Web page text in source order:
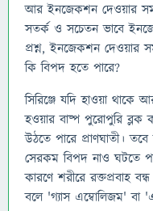
আর ইনজেকশন দেওয়ার
সতর্ক ও সচেতন ভাবে
প্রশ্ন, ইনজেকশন দেওয়ার
কি বিপদ হতে পারে?
সিরিঞ্জে যদি হাওয়া
হওয়ার বাষ্প পুরোপুরি ব্লক
উঠতে পারে প্রাণঘাতী।
সেরকম বিপদ নাও ঘটতে
কারণে শরীরে রক্তপ্রবাহ
বলে 'গ্যাস এম্বোলিজম' বা